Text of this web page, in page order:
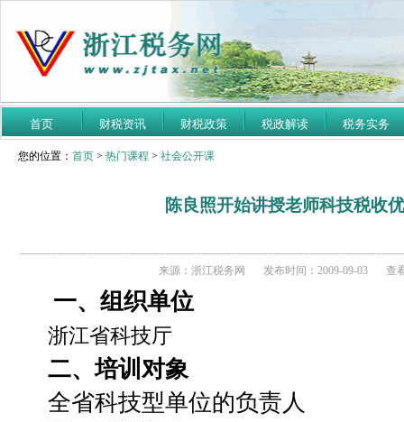
首页 财税资讯 财税政策 税政解读 税务实务
您的位置： 首页 > 热门课程 > 社会公开课
陈良照开始讲授老师科技税收
来源：浙江税务网 发布时间：2009-09-03 查
一、组织单位
浙江省科技厅
二、培训对象
全省科技型单位的负责人